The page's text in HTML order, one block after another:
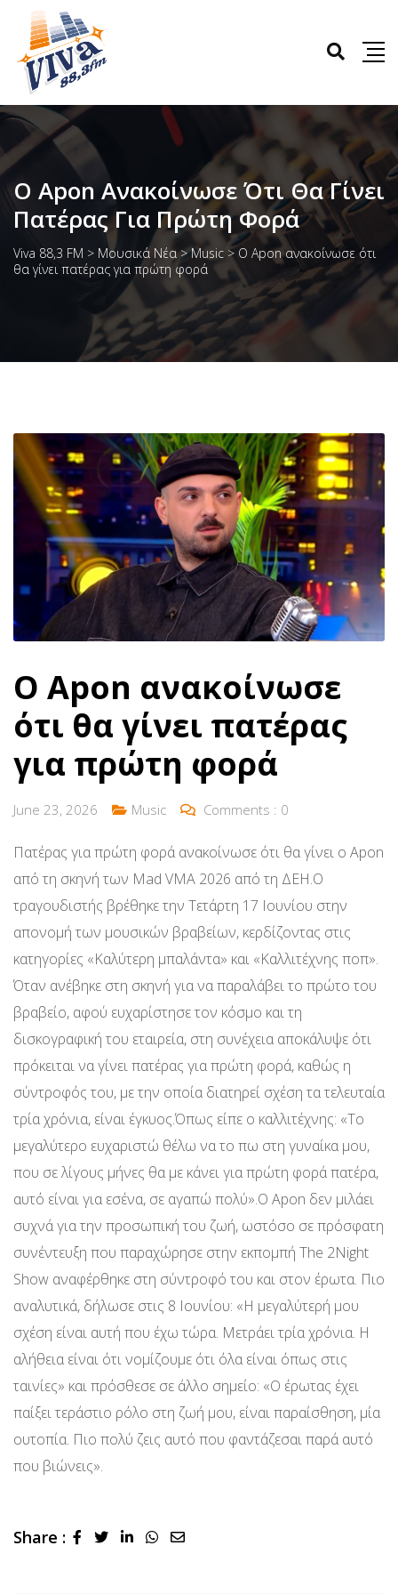
Ο Apon Ανακοίνωσε Ότι Θα Γίνει
Πατέρας Για Πρώτη Φορά
Viva 88,3 FM > Μουσικά Νέα>Music > Ο Apon ανακοίνωσε ότι
θα γίνει πατέρας για πρώτη φορά
Ο Apon ανακοίνωσε
ότι θα γίνει πατέρας
για πρώτη φορά
June 23, 2026 Music Comments : 0
Πατέρας για πρώτη φορά ανακοίνωσε ότι θα γίνει ο Apon
από τη σκηνή των Mad VMA 2026 από τη ΔΕΗ.Ο
τραγουδιστής βρέθηκε την Τετάρτη 17 Ιουνίου στην
απονομή των μουσικών βραβείων, κερδίζοντας στις
κατηγορίες «Καλύτερη μπαλάντα» και «Καλλιτέχνης ποπ».
Όταν ανέβηκε στη σκηνή για να παραλάβει το πρώτο του
βραβείο, αφού ευχαρίστησε τον κόσμο και τη
δισκογραφική του εταιρεία, στη συνέχεια αποκάλυψε ότι
πρόκειται να γίνει πατέρας για πρώτη φορά, καθώς η
σύντροφός του, με την οποία διατηρεί σχέση τα τελευταία
τρία χρόνια, είναι έγκυος.Όπως είπε ο καλλιτέχνης: «Το
μεγαλύτερο ευχαριστώ θέλω να το πω στη γυναίκα μου,
που σε λίγους μήνες θα με κάνει για πρώτη φορά πατέρα,
αυτό είναι για εσένα, σε αγαπώ πολύ».Ο Apon δεν μιλάει
συχνά για την προσωπική του ζωή, ωστόσο σε πρόσφατη
συνέντευξη που παραχώρησε στην εκπομπή The 2Night
Show αναφέρθηκε στη σύντροφό του και στον έρωτα. Πιο
αναλυτικά, δήλωσε στις 8 Ιουνίου: «Η μεγαλύτερή μου
σχέση είναι αυτή που έχω τώρα. Μετράει τρία χρόνια. Η
αλήθεια είναι ότι νομίζουμε ότι όλα είναι όπως στις
ταινίες» και πρόσθεσε σε άλλο σημείο: «Ο έρωτας έχει
παίξει τεράστιο ρόλο στη ζωή μου, είναι παραίσθηση, μία
ουτοπία. Πιο πολύ ζεις αυτό που φαντάζεσαι παρά αυτό
που βιώνεις».
Share : LinkedInWhatsapp
Share